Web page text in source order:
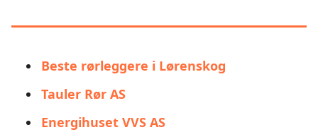
Beste rørleggere i Lørenskog
Tauler Rør AS
Energihuset VVS AS